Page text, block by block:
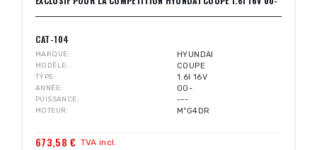
CAT-104
MARQUE HYUNDAI
MODÈLE COUPE
TYPE 1.6I 16V
ANNÉE 00-
PUISSANCE ---
MOTEUR MºG4DR
673,58 € TVA incl.